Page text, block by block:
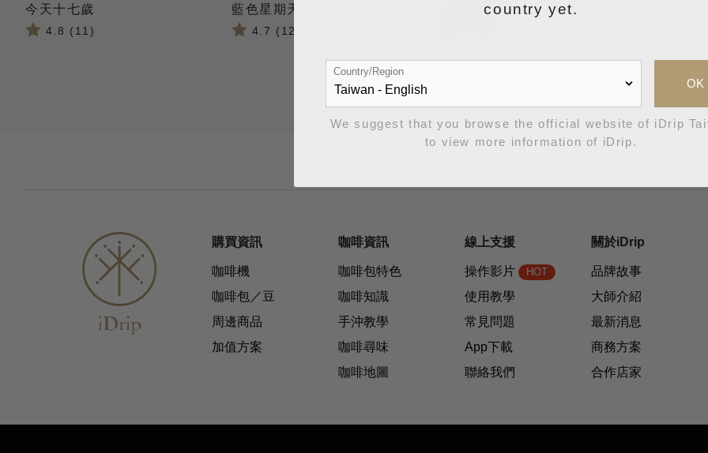
今天十七歲
4.8 (11)
藍色星期天
4.7 (12)
人生好難
購買資訊
咖啡機
咖啡包／豆
周邊商品
加值方案
咖啡資訊
咖啡包特色
咖啡知識
手沖教學
咖啡尋味
咖啡地圖
線上支援
操作影片 HOT
使用教學
常見問題
App下載
聯絡我們
關於iDrip
品牌故事
大師介紹
最新消息
商務方案
合作店家
country yet.
Country/Region
OK
We suggest that you browse the official website of iDrip
to view more information of iDrip.